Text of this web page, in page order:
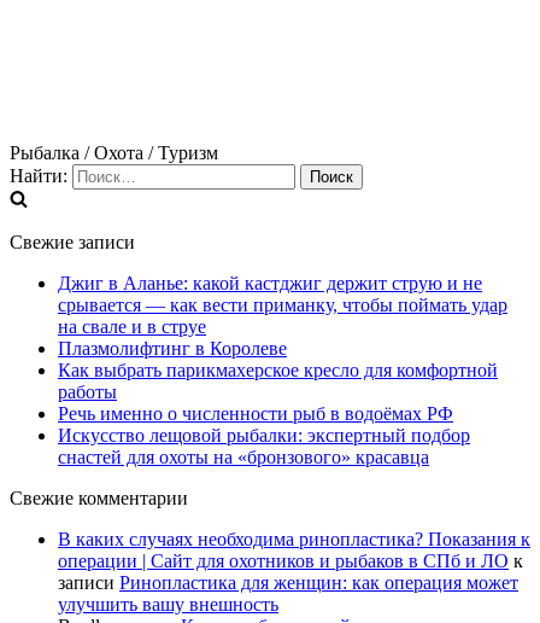
Рыбалка / Охота / Туризм
Найти:
Свежие записи
Джиг в Аланье: какой кастджиг держит струю и не
срывается — как вести приманку, чтобы поймать удар
на свале и в струе
Плазмолифтинг в Королеве
Как выбрать парикмахерское кресло для комфортной
работы
Речь именно о численности рыб в водоёмах РФ
Искусство лещовой рыбалки: экспертный подбор
снастей для охоты на «бронзового» красавца
Свежие комментарии
В каких случаях необходима ринопластика? Показания к
операции | Сайт для охотников и рыбаков в СПб и ЛО к
записи Ринопластика для женщин: как операция может
улучшить вашу внешность